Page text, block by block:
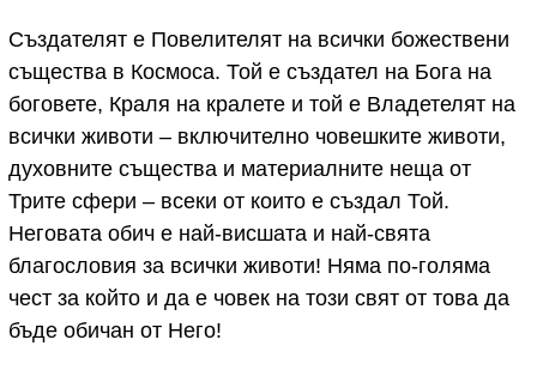
Създателят е Повелителят на всички божествени
същества в Космоса. Той е създател на Бога на
боговете, Краля на кралете и той е Владетелят на
всички животи – включително човешките животи,
духовните същества и материалните неща от
Трите сфери – всеки от които е създал Той.
Неговата обич е най-висшата и най-свята
благословия за всички животи! Няма по-голяма
чест за който и да е човек на този свят от това да
бъде обичан от Него!